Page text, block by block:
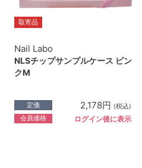
取寄品
Nail Labo
NLSチップサンプルケース ピン
クM
定価 2,178円 (税込)
会員価格 ログイン後に表示